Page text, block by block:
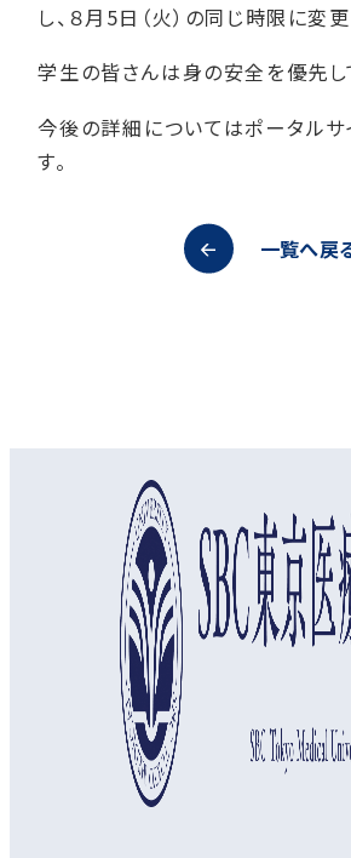
し、８月5日（火）の同じ時限に変更
学生の皆さんは身の安全を優先し
今後の詳細についてはポータルサ
す。
一覧へ戻